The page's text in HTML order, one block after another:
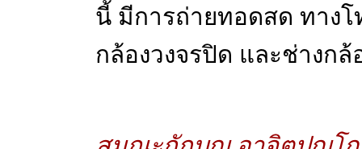
นี้ มีการถ่ายทอดสด ทาง
กล้องวงจรปิด และช่างก